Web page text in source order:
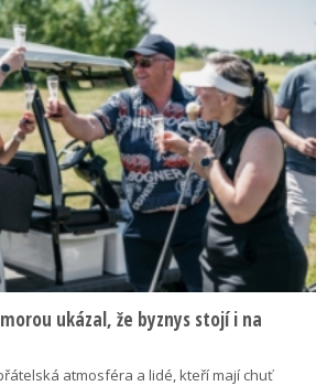
ukázal, že byznys stojí i na
atmosféra a lidé, kteří mají chuť